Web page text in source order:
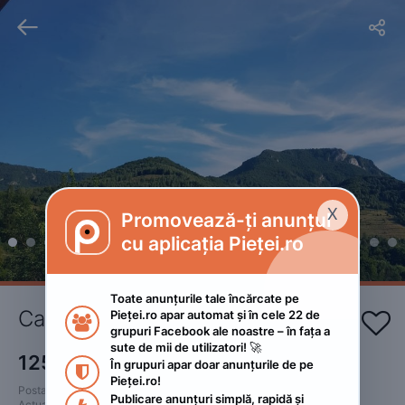
 
Cabana Eby 
125 RON
Postat
2023. august 6.
X
Promovează-ți anunțul
cu aplicația Pieței.ro

Toate anunțurile tale încărcate pe
Pieței.ro apar automat și în cele 22 de
grupuri Facebook ale noastre – în fața a
sute de mii de utilizatori! 🚀

În grupuri apar doar anunțurile de pe
Pieței.ro!
Publicare anunțuri simplă, rapidă și